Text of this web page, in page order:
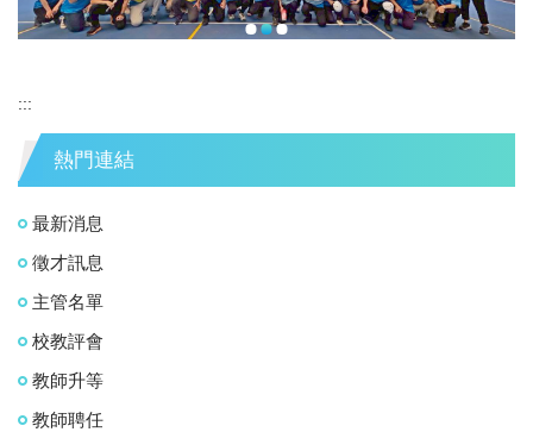
:::
熱門連結
最新消息
徵才訊息
主管名單
校教評會
教師升等
教師聘任